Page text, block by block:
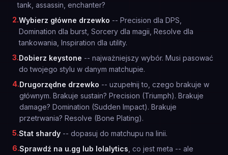
tank, assassin, enchanter?
2.Wybierz główne drzewko -- Precision dla DPS,
Domination dla burst, Sorcery dla magii, Resolve dla
tankowania, Inspiration dla utility.
3.Dobierz keystone -- najważniejszy wybór. Musi pasować
do twojego stylu w danym matchupie.
4.Drugorzędne drzewko -- uzupełnij to, czego brakuje w
głównym. Brakuje sustain? Precision (Triumph). Brakuje
damage? Domination (Sudden Impact). Brakuje
przetrwania? Resolve (Bone Plating).
5.Stat shardy -- dopasuj do matchupu na linii.
6.Sprawdź na u.gg lub lolalytics , co jest meta -- ale